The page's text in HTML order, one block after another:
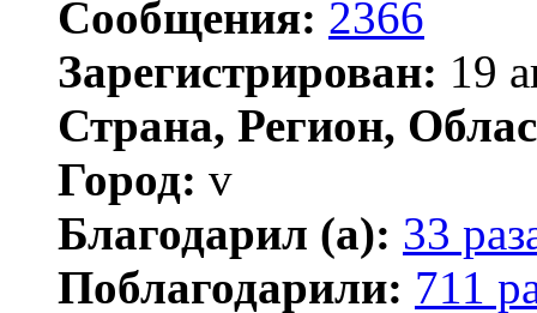
Сообщения: 2366
Зарегистрирован: 19
Страна, Регион,
Город: v
Благодарил (а): 33
Поблагодарили: 711